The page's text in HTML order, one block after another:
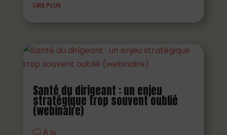
LIRE PLUS
Santé du dirigeant : un enjeu
stratégique trop souvent oublié
(webinaire)
À la